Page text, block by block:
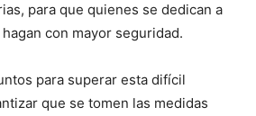
para que quienes se dedican a
con mayor seguridad.
para superar esta difícil
que se tomen las medidas